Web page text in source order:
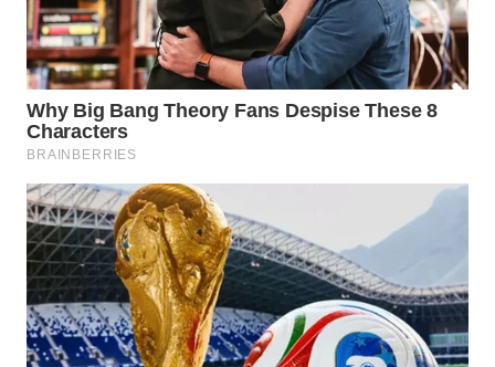
WAHANA
OTOMOTIF
WAHANA
HEALTH
WAHANA
DESA
WISATA
LAPAK
WAHANA